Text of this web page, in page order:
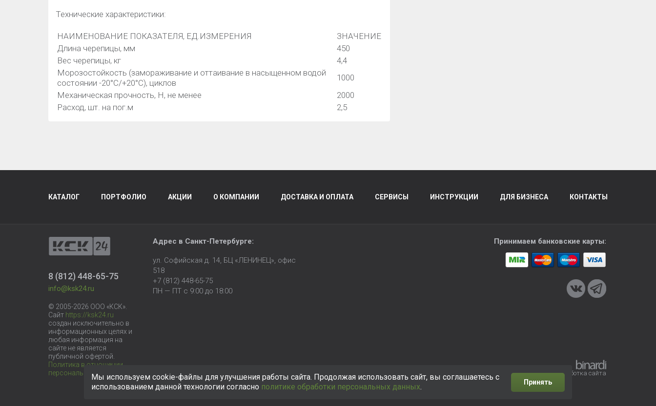
Технические характеристики:
НАИМЕНОВАНИЕ ПОКАЗАТЕЛЯ, ЕД.ИЗМЕРЕНИЯ
ЗНАЧЕНИЕ
Длина черепицы, мм
450
Вес черепицы, кг
4,4
Морозостойкость (замораживание и оттаивание в насыщенном водой
состоянии -20°С/+20°С), циклов
1000
Механическая прочность, Н, не менее
2000
Расход, шт. на пог.м
2,5
КАТАЛОГ ПОРТФОЛИО АКЦИИ О КОМПАНИИ ДОСТАВКА И ОПЛАТА СЕРВИСЫ ИНСТРУКЦИИ ДЛЯ БИЗНЕСА КОНТАКТЫ
8 (812) 448-65-75
info@ksk24.ru
© 2005-2026 ООО «КСК».
Сайт https://ksk24.ru
создан исключительно в
информационных целях и
любая информация на
сайте не является
публичной офертой.
Политика в отношении
персональных данных
Адрес в Санкт-Петербурге:
ул. Софийская д. 14, БЦ «ЛЕНИНЕЦ», офис
518
+7 (812) 448-65-75
ПН — ПТ с 9:00 до 18:00
Принимаем банковские карты:
Разработка сайта
Мы используем cookie-файлы для улучшения работы сайта. Продолжая использовать сайт, вы соглашаетесь с
использованием данной технологии согласно политике обработки персональных данных.
Принять